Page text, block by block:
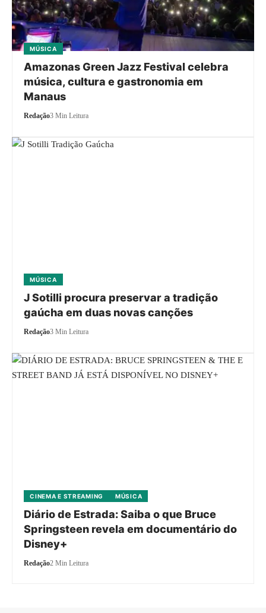
MÚSICA
Amazonas Green Jazz Festival celebra
música, cultura e gastronomia em
Manaus
Redação3 Min Leitura
MÚSICA
J Sotilli procura preservar a tradição
gaúcha em duas novas canções
Redação3 Min Leitura
CINEMA E STREAMING MÚSICA
Diário de Estrada: Saiba o que Bruce
Springsteen revela em documentário do
Disney+
Redação2 Min Leitura